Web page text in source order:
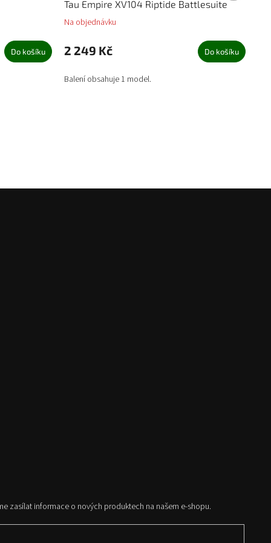
Do košíku
Tau Empire XV104 Riptide Battlesuite
Na objednávku
2 249 Kč Do košíku
Balení obsahuje 1 model.
zasílat informace o nových produktech na našem e-shopu.